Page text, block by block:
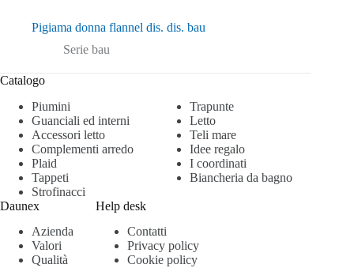
Pigiama donna flannel dis. dis. bau
Serie bau
Catalogo
Piumini
Trapunte
Guanciali ed interni
Letto
Accessori letto
Teli mare
Complementi arredo
Idee regalo
Plaid
I coordinati
Tappeti
Biancheria da bagno
Strofinacci
Daunex
Azienda
Valori
Qualità
Help desk
Contatti
Privacy policy
Cookie policy